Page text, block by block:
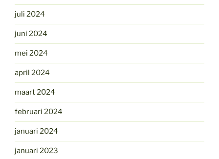
juli 2024
juni 2024
mei 2024
april 2024
maart 2024
februari 2024
januari 2024
januari 2023